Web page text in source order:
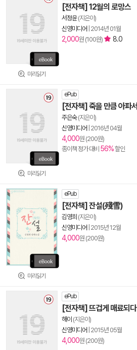
미리읽기
[전자책] 12월의 로망스
서정윤(지은이)
신영미디어 2014년 01월
2,000원 (100원) 8.0
미리읽기
ePub
[전자책] 죽을 만큼 아파서
주은숙(지은이)
신영미디어 2016년 04월
4,000원 (200원)
종이책 정가 대비 56%할인
미리읽기
ePub
[전자책] 잔설(殘雪)
김영희 (지은이)
신영미디어 2015년 12월
4,000원 (200원)
ePub
[전자책] 뜨겁게 매료되다
해이 (지은이)
신영미디어 2015년 05월
4,000원 (200원)